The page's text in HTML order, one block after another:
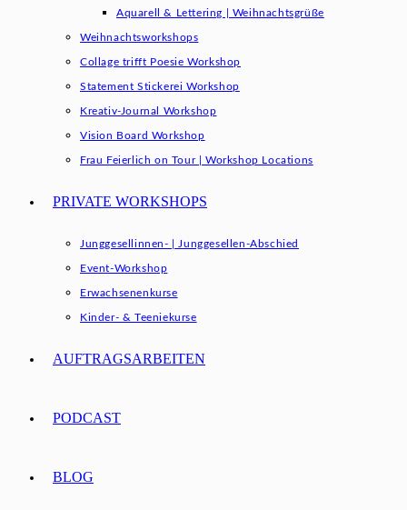
Aquarell & Lettering | Weihnachtsgrüße​
Weihnachtsworkshops
Collage trifft Poesie Workshop
Statement Stickerei Workshop
Kreativ-Journal Workshop
Vision Board Workshop
Frau Feierlich on Tour | Workshop Locations
PRIVATE WORKSHOPS
Junggesellinnen- | Junggesellen-Abschied
Event-Workshop
Erwachsenenkurse
Kinder- & Teeniekurse
AUFTRAGSARBEITEN
PODCAST
BLOG